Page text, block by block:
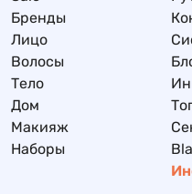
Бренды
Лицо
Волосы
Тело
Дом
Макияж
Наборы